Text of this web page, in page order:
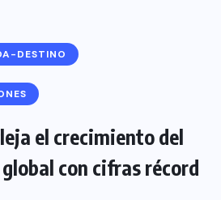
DESTINO
el crecimiento del
con cifras récord